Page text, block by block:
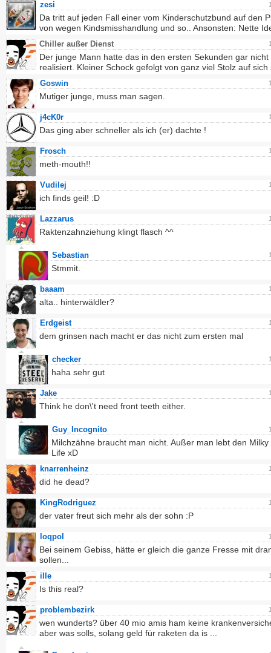
zesi
Da tritt auf jeden Fall einer vom Kinderschutzbund auf den
von wegen Kindsmisshandlung und so.. Ansonsten: Nette
Chiller außer Dienst
Der junge Mann hatte das in den ersten Sekunden gar nicht
realisiert. Kleiner Schock gefolgt von ganz viel Stolz auf sich
Goswin
Mutiger junge, muss man sagen.
j4cK0r
Das ging aber schneller als ich (er) dachte !
Frosch
meth-mouth!!
Vudilej
ich finds geil! :D
Lazzarus
Raktenzahnziehung klingt flasch ^^
Sebastian
Stmmit.
baaam
alta.. hinterwäldler?
Erdgeist
dem grinsen nach macht er das nicht zum ersten mal
checker
haha sehr gut
Jake
Think he don\'t need front teeth either.
Guy_Incognito
Milchzähne braucht man nicht. Außer man lebt den Milky
Life xD
knarrenheinz
did he dead?
KingRodriguez
der vater freut sich mehr als der sohn :P
loqpol
Bei seinem Gebiss, hätte er gleich die ganze Fresse mit
sollen...
ille
Is this real?
problembezirk
wen wunderts? über 40 mio amis ham keine
aber was solls, solang geld für raketen da is ...